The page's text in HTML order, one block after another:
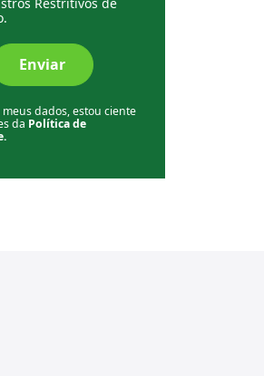
Enviar
dados, estou ciente
da Política de